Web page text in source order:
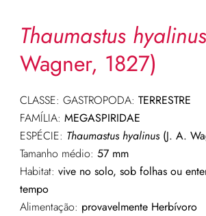
Thaumastus hyalinus
Wagner, 1827)
CLASSE: GASTROPODA: TERRESTRE
FAMÍLIA: MEGASPIRIDAE
ESPÉCIE: Thaumastus hyalinus(J. A.
Tamanho médio: 57 mm
Habitat: vive no solo, sob folhas ou
tempo
Alimentação: provavelmente Herbívoro